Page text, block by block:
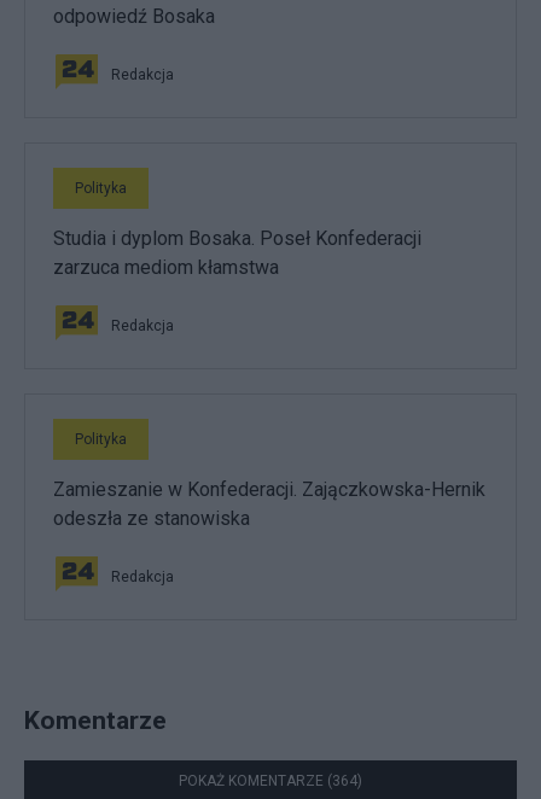
odpowiedź Bosaka
Redakcja
Polityka
Studia i dyplom Bosaka. Poseł Konfederacji
zarzuca mediom kłamstwa
Redakcja
Polityka
Zamieszanie w Konfederacji. Zajączkowska-Hernik
odeszła ze stanowiska
Redakcja
Komentarze
POKAŻ KOMENTARZE (364)